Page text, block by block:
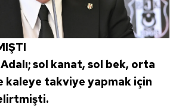
sol kanat, sol bek, orta
kaleye takviye yapmak için